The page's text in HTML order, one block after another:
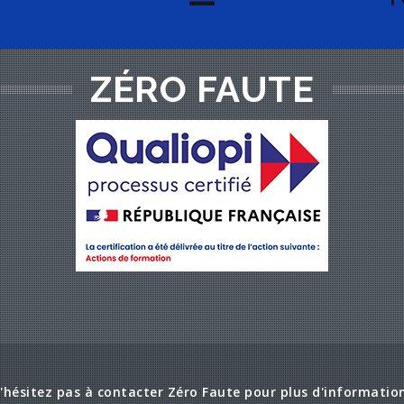
ZÉRO FAUTE
pas à contacter Zéro Faute pour plus